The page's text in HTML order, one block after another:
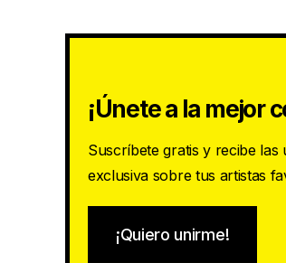
¡Únete a la mejor
Suscríbete gratis y recibe las
exclusiva sobre tus artistas
¡Quiero unirme!